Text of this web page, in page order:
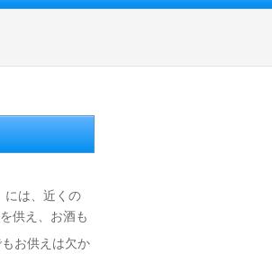
には、近くの
供え、お酒も
もお供えは欠か